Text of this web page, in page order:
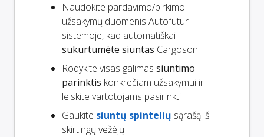
Naudokite pardavimo/pirkimo
užsakymų duomenis Autofutur
sistemoje, kad automatiškai
sukurtumėte siuntas Cargoson
Rodykite visas galimas siuntimo
parinktis konkrečiam užsakymui ir
leiskite vartotojams pasirinkti
Gaukite siuntų spintelių sąrašą iš
skirtingų vežėjų